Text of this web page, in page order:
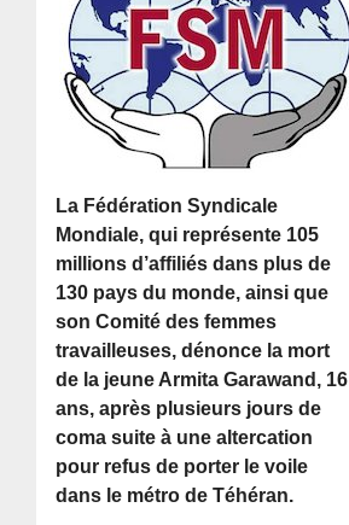
La Fédération Syndicale
Mondiale, qui représente 105
millions d’affiliés dans plus de
130 pays du monde, ainsi que
son Comité des femmes
travailleuses, dénonce la mort
de la jeune Armita Garawand, 16
ans, après plusieurs jours de
coma suite à une altercation
pour refus de porter le voile
dans le métro de Téhéran.